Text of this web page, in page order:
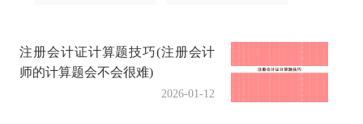
注册会计证计算题技巧(注册会计
师的计算题会不会很难)
2026-01-12